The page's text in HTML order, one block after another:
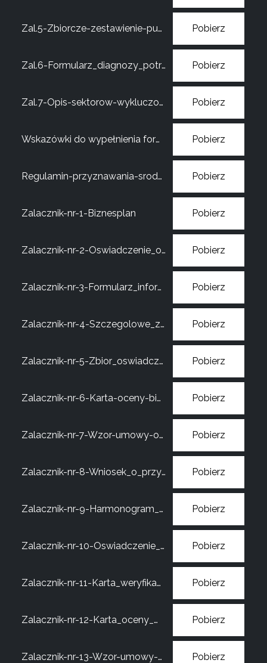
Zal.5-Zbiorcze-zestawienie-punktow Pobierz
Zal.6-Formularz_diagnozy_potrzeb_szkoleniowo-doradczych Pobierz
Zal.7-Opis-sektorow-wykluczonych Pobierz
Wskazówki do wypełnienia formularza rekrutacyjnego Pobierz
Regulamin-przyznawania-srodkow Pobierz
Zalacznik-nr-1-Biznesplan Pobierz
Zalacznik-nr-2-Oswiadczenie_o_wysokosci_otrzymanej_pomocy_de_minims_lub_nieotrzymaniu_pomocy_de_minim Pobierz
Zalacznik-nr-3-Formularz_informacji_przedst._przy_ubieganiu_sie_o_pomoc_de_minims Pobierz
Zalacznik-nr-4-Szczegolowe_zestawienie_towarow_i_uslug_Biznesplan Pobierz
Zalacznik-nr-5-Zbior_oswiadczen Pobierz
Zalacznik-nr-6-Karta-oceny-biznesplanu Pobierz
Zalacznik-nr-7-Wzor-umowy-o-udzielenie-wsparcia-finansowego Pobierz
Zalacznik-nr-8-Wniosek_o_przyznanie_podstawowego_lub_przedluzonego_wsparcia_pomostowego Pobierz
Zalacznik-nr-9-Harmonogram_rzeczowo-finansowy_wsparcie_pomostowe Pobierz
Zalacznik-nr-10-Oswiadczenie_o_niekorzystaniu_rownolegle_z_dwoch_roznych_zrodel Pobierz
Zalacznik-nr-11-Karta_weryfikacji_formalnej_wniosku_o_przyznanie_wsparcia_pomostowego Pobierz
Zalacznik-nr-12-Karta_oceny_merytorycznej_wniosku_o_przyznanie_wsparcia_pomostowego Pobierz
Zalacznik-nr-13-Wzor-umowy-pomostowe Pobierz